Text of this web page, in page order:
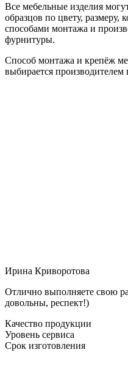
Все мебельные изделия
образцов по цвету, размеру,
способами монтажа и
фурнитуры.
Способ монтажа и крепёж
выбирается
Ирина Криворотова
Отлично выполняете свою
довольны, респект!)
Качество продукции
Уровень сервиса
Срок изготовления